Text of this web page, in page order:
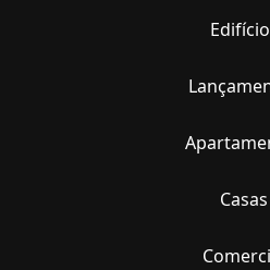
Casas